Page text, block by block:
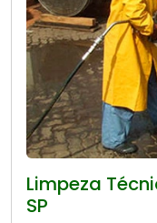
Limpeza
SP